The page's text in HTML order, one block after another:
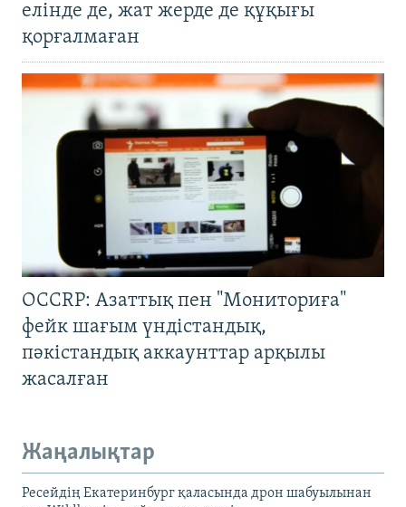
елінде де, жат жерде де құқығы
қорғалмаған
OCCRP: Азаттық пен "Мониториға"
фейк шағым үндістандық,
пәкістандық аккаунттар арқылы
жасалған
Жаңалықтар
Ресейдің Екатеринбург қаласында дрон шабуылынан